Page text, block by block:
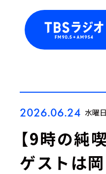
2026.06.24 水曜日
【9時の純
ゲストは